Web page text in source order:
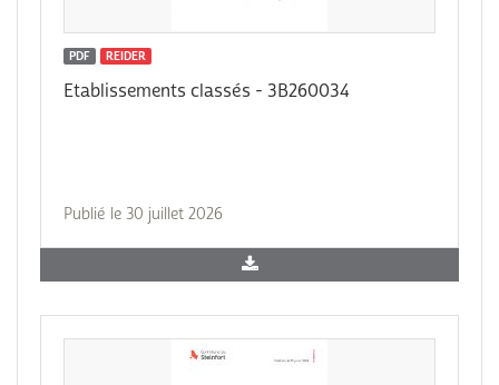
PDF REIDER
Etablissements classés - 3B260034
Publié le 30 juillet 2026